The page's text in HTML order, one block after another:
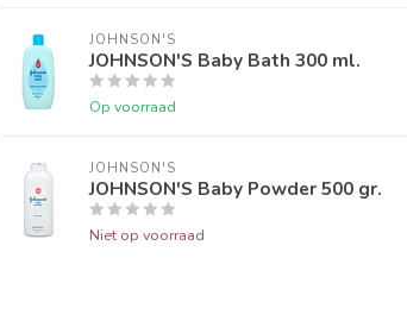
JOHNSON'S
JOHNSON'S Baby Bath 300 ml.
Op voorraad
JOHNSON'S
JOHNSON'S Baby Powder 500 gr.
Niet op voorraad